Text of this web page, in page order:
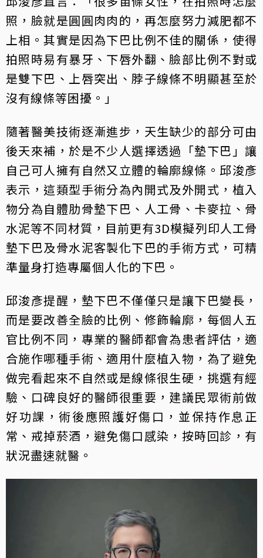
照，臉就是圓圓肉肉的，再怎麼努力減肥都不
上相。其實是因為下巴比例不佳的關係，使得
拍照時易有暴牙、下唇外翻、臉部比例不對或
是雙下巴、上唇突出、脖子線條不明顯甚至於
沒有線條等困擾。」
隨著醫美技術逐漸進步，天生缺少的部分可由
後天來補，於是不少人選擇透過「墊下巴」讓
自己可人擁有自然又立體的輪廓線條。邱浚彥
表示，這類型手術分為內開式及外開式，植入
物分為自體肋骨墊下巴、人工骨、卡麥拉、骨
水泥等不同材質，目前更有3D模擬列印人工骨
墊下巴及骨水泥客製化下巴的手術方式，可精
準量身打造專屬個人化的下巴。
邱浚彥提醒，墊下巴不僅僅只是讓下巴變長，
而是要改善全臉的比例、修飾輪廓，每個人五
官比例不同，專業的醫師都會為患者評估，適
合施作哪種手術、適用什麼植入物，為了避免
做完看起來不自然或是線條很生硬，挑選有經
驗、口碑良好的醫師很重要，建議民眾術前做
好功課，術後應照護好傷口，並保持作息正
常、戒掉菸酒，避免傷口感染，按時回診，有
狀況盡速就醫。